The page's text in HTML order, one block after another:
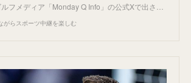
フメディア「Monday Q Info」の公式Xで出さ…
がらスポーツ中継を楽しむ